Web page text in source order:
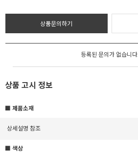
상품문의하기
등록된 문의가 없습니다.
상품 고시 정보
■ 제품소재
상세설명 참조
■ 색상